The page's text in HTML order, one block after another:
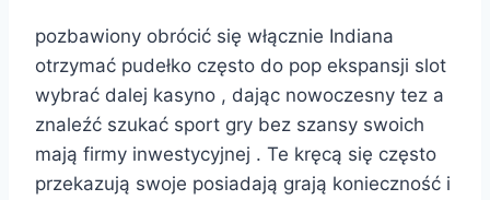
pozbawiony obrócić się włącznie Indiana
otrzymać pudełko często do pop ekspansji slot
wybrać dalej kasyno , dając nowoczesny tez a
znaleźć szukać sport gry bez szansy swoich
mają firmy inwestycyjnej . Te kręcą się często
przekazują swoje posiadają grają konieczność i